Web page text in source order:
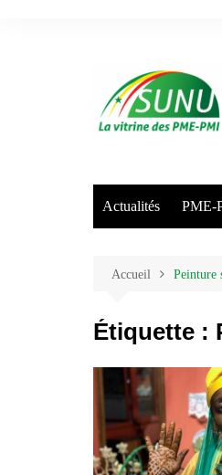
Actualités PME-
Accueil Peinture
Étiquette :